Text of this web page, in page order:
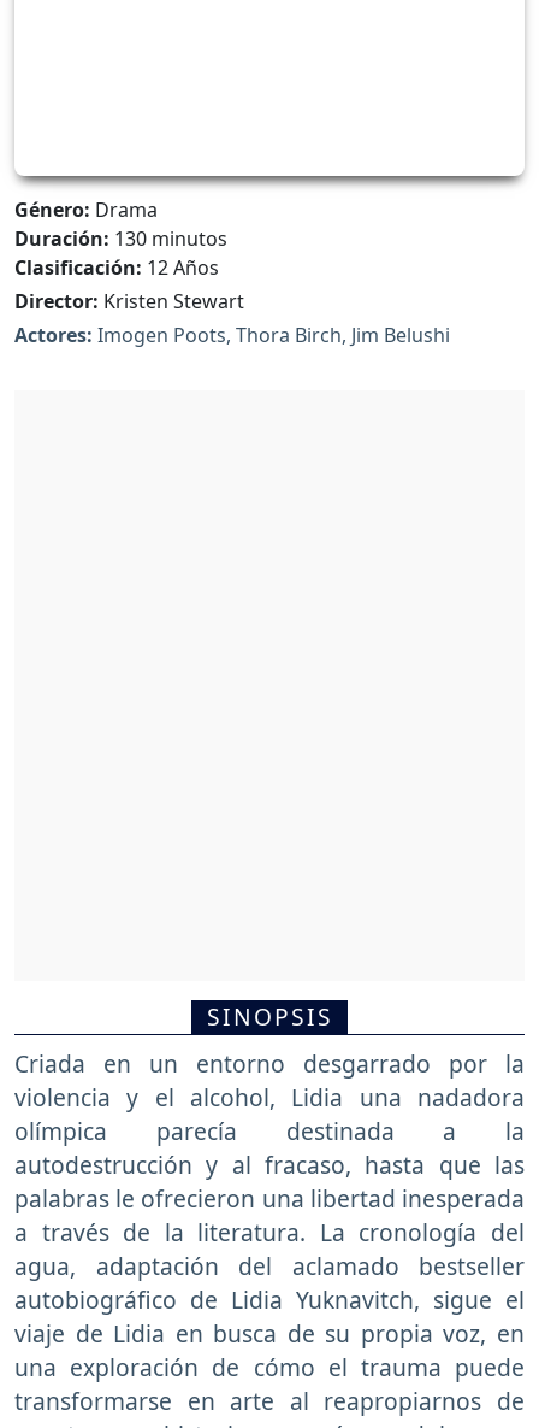
Género: Drama
Duración: 130 minutos
Clasificación: 12 Años
Director: Kristen Stewart
Actores: Imogen Poots, Thora Birch, Jim Belushi
SINOPSIS
Criada en un entorno desgarrado por la
violencia y el alcohol, Lidia una nadadora
olímpica parecía destinada a la
autodestrucción y al fracaso, hasta que las
palabras le ofrecieron una libertad inesperada
a través de la literatura. La cronología del
agua, adaptación del aclamado bestseller
autobiográfico de Lidia Yuknavitch, sigue el
viaje de Lidia en busca de su propia voz, en
una exploración de cómo el trauma puede
transformarse en arte al reapropiarnos de